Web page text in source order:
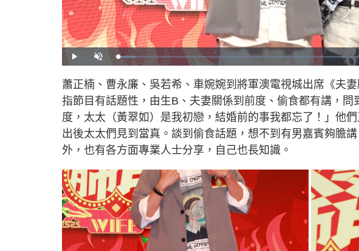
P
l
U
n
t
L
o
e
d
:
5
.
4
4
蕭正楠、曹永廉、吳若希、車婉婉到將軍澳電視城出席《夫
指節目有話題性，由生B、夫妻關係到前度、偷食都有講，
度，太太（黃翠如）是我初戀，結婚前的事我都忘了！」他
出後太太們見到當真。談到偷食話題，想不到有男嘉賓夠膽
外，也有各方面專業人士分享，自己也長知識。